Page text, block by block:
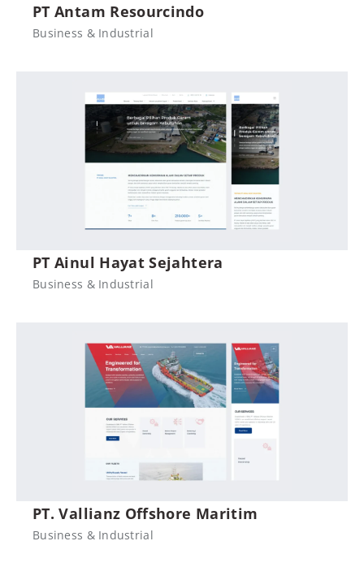
PT Antam Resourcindo
Business & Industrial
PT Ainul Hayat Sejahtera
Business & Industrial
PT. Vallianz Offshore Maritim
Business & Industrial